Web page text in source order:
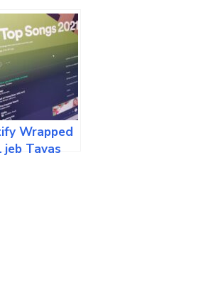
Wrapped
jeb Tavas